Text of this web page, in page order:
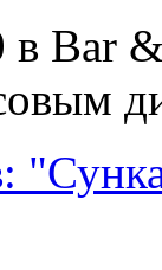
в Bar